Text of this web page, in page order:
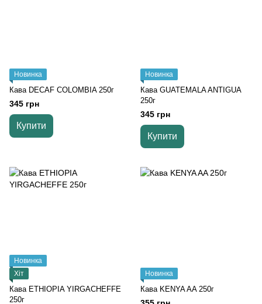
Новинка
Кава DECAF COLOMBIA 250г
345 грн
Купити
Новинка
Кава GUATEMALA ANTIGUA
250г
345 грн
Купити
Новинка
Хіт
Кава ETHIOPIA YIRGACHEFFE
250г
Новинка
Кава KENYA AA 250г